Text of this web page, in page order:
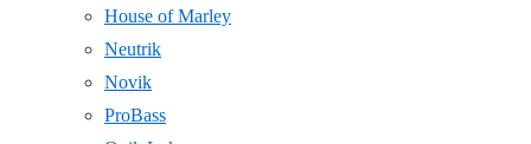
House of Marley
Neutrik
Novik
ProBass